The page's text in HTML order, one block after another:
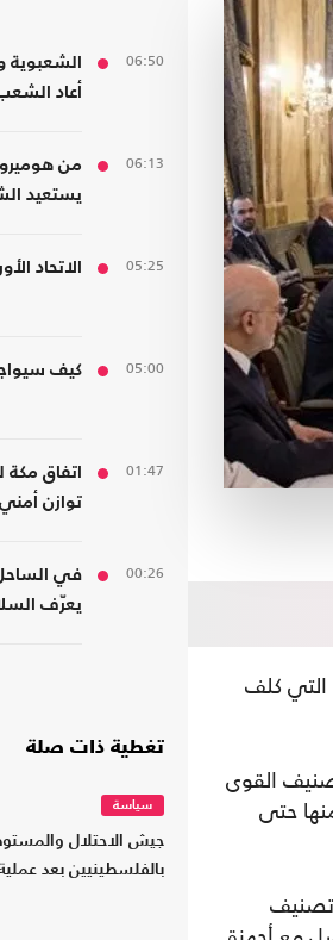
التي كلف
القوى
حتى
تصنيف
06:50
الشعبوية
أعاد
06:13
من
يستعيد
05:25 الاتحاد
05:00 كيف
01:47
اتفاق
توازن
00:26
في الساحل
يعرّف
تغطية ذات صلة
سياسة
جيش الاحتلال
بالفلسطينيين بعد